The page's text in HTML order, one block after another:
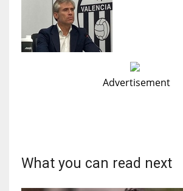
Advertisement
What you can read next